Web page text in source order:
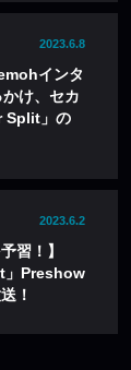
2023.6.8
インタ
け、セカ
Split」の
2023.6.2
習！】
」Preshow
！